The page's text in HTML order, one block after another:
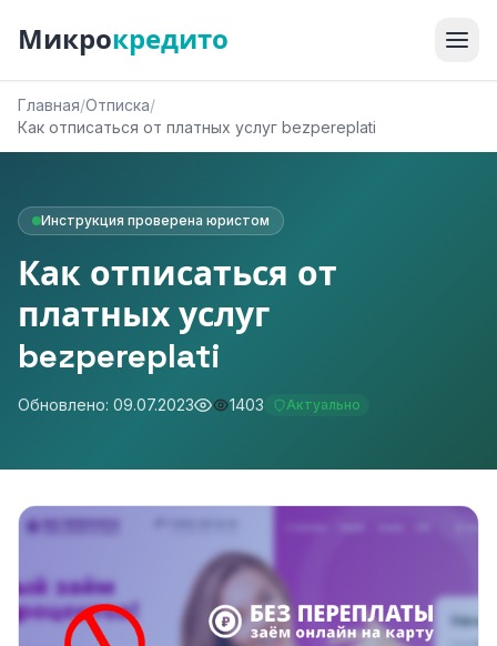
Микрокредито
Главная/Отписка/
Как отписаться от платных услуг bezpereplati
Инструкция проверена юристом
Как отписаться от
платных услуг
bezpereplati
Обновлено: 09.07.2023 1403 Актуально